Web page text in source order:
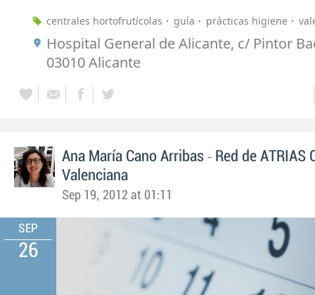
centrales hortofrutícolas guía prácticas higiene
Hospital General de Alicante, c/ Pintor
03010 Alicante
Ana María Cano Arribas - Red de ATRIAS
Valenciana
Sep 19, 2012 at 01:11
SEP
26